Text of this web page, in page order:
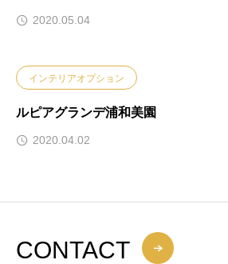
2020.05.04
インテリアオプション
ルピアグランデ浦和美園
2020.04.02
CONTACT